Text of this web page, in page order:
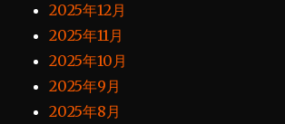
2025年12月
2025年11月
2025年10月
2025年9月
2025年8月